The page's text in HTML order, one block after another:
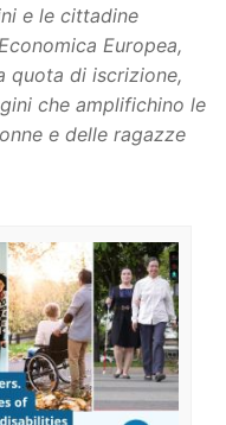
e le cittadine
Europea,
quota di iscrizione,
che amplifichino le
e delle ragazze